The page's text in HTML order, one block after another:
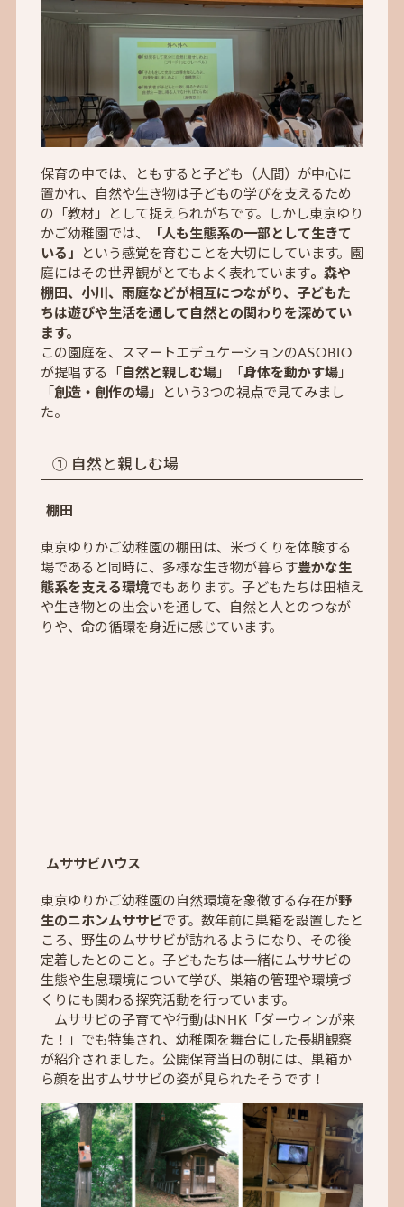
保育の中では、ともすると子ども（人間）が中心に
置かれ、自然や生き物は子どもの学びを支えるため
の「教材」として捉えられがちです。しかし東京ゆり
かご幼稚園では、
「人も生態系の一部として生きて
いる」 という感覚を育むことを大切にしています。園
庭にはその世界観がとてもよく表れています。森や
棚田、小川、雨庭などが相互につながり、子どもた
ちは遊びや生活を通して自然との関わりを深めてい
ます。
この園庭を、スマートエデュケーションのASOBIO
が提唱する「自然と親しむ場」「身体を動かす場」
「創造・創作の場」という3つの視点で見てみまし
た。
① 自然と親しむ場
棚田
東京ゆりかご幼稚園の棚田は、米づくりを体験する
場であると同時に、多様な生き物が暮らす豊かな生
態系を支える環境でもあります。子どもたちは田植え
や生き物との出会いを通して、自然と人とのつなが
りや、命の循環を身近に感じています。
ムササビハウス
東京ゆりかご幼稚園の自然環境を象徴する存在が野
生のニホンムササビです。数年前に巣箱を設置したと
ころ、野生のムササビが訪れるようになり、その後
定着したとのこと。子どもたちは一緒にムササビの
生態や生息環境について学び、巣箱の管理や環境づ
くりにも関わる探究活動を行っています。
ムササビの子育てや行動はNHK「ダーウィンが来
た！」でも特集され、幼稚園を舞台にした長期観察
が紹介されました。公開保育当日の朝には、巣箱か
ら顔を出すムササビの姿が見られたそうです！